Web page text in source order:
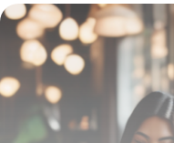
Gagnantes 2026
13 février 2026